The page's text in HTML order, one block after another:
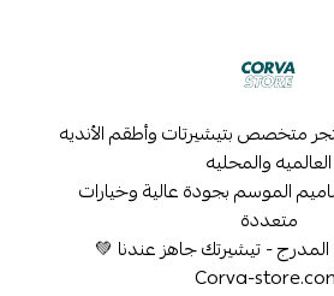
متخصص بتيشيرتات وأطقم الأنديه
العالميه والمحليه
الموسم بجودة عالية وخيارات
متعددة
المدرج - تيشيرتك جاهز عندنا 💚
Corva-